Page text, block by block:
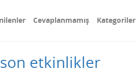
Cevaplanmamış Kategoriler
son etkinlikler